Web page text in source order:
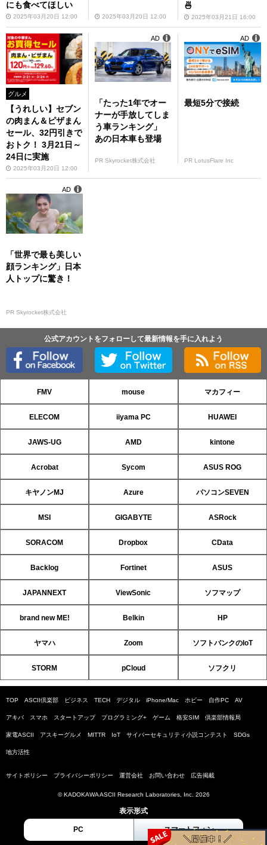
にも食べてほしい
2025年03月20日 12:00 2025年03月20日 12:00
🍜
2025年03月21日 16:00
グルメ
【うれしい】セブン
の肉まん＆ピザまん
セール、32円引きで
おトク！ 3月21日～
24日に実施
2025年03月20日 12:00
「たった1年でオー
ナーが手放してしま
う車ランキング」
あの日本車も登場
PR Skyrocket株式会社
AD
最短5分で接続
PR LotusFlare Inc
AD
「世界で最も美しい
顔ランキング」日本
人トップに驚き！
PR Skyrocket株式会社
AD
公式アカウントをフォローして最新情報を手に入れよう
FMV mouse マカフィー
ELECOM iiyama PC HUAWEI
JAWS-UG AMD kintone
Acrobat Sycom ASUS ROG
キヤノンMJ Azure パソコンSEVEN
MSI GIGABYTE ASRock
SORACOM Dropbox CData
Backlog Fortinet ASUS
JAPANNEXT ViewSonic ソフマップ
brand new ME! Belkin HP
ヤマハ Zoom ソフトバンクのIoT
STORM pCloud ソフクリ
TOP ASCII倶楽部 ビジネス TECH デジタル iPhone/Mac ホビー 自作PC AV
アキバ スマホ スタートアップ プログラミング+ ゲーム 格安SIM 倶楽部情報局
家電ASCII アスキーグルメ MITTR IoT サイバーセキュリティ小説コンテスト SDGs
地方活性
サイトポリシー プライバシーポリシー 運営会社 お問い合わせ 広告掲載
© KADOKAWA ASCII Research Laboratories, Inc. 2026
表示形式
PC スマートフォン